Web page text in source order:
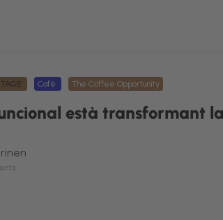
Cafè The Coffee Opportunity
està transformant